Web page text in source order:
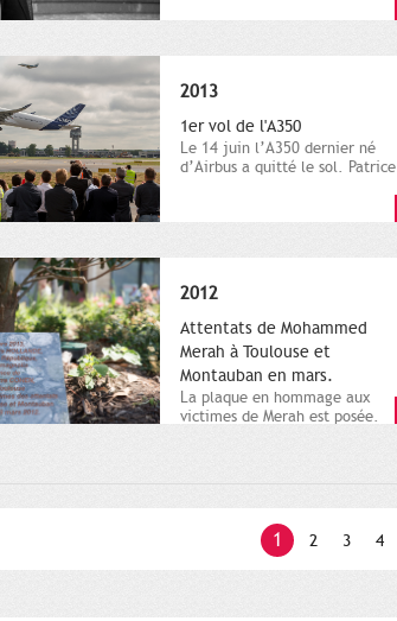
2013
1er vol de l'A350
Le 14 juin l’A350 dernier né
d’Airbus a quitté le sol. Patrice
2012
Attentats de Mohammed
Merah à Toulouse et
Montauban en mars.
La plaque en hommage aux
victimes de Merah est posée.
1 2 3 4